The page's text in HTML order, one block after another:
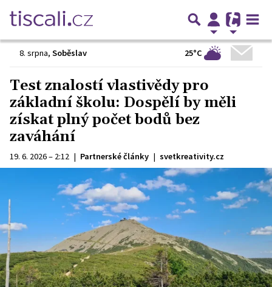
8. srpna, Soběslav 25°C
Test znalostí vlastivědy pro
základní školu: Dospělí by měli
získat plný počet bodů bez
zaváhání
19. 6. 2026 – 2:12 | Partnerské články | svetkreativity.cz